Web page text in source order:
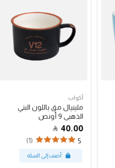
أكواب
ملينيال مق باللون البني
الذهبي 9 أونص
40.00
5
(1)